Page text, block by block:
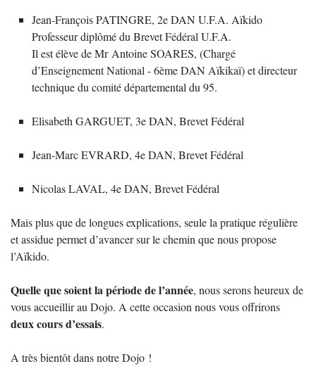
Jean-François PATINGRE, 2e DAN U.F.A. Aïkido
Professeur diplômé du Brevet Fédéral U.F.A.
Il est élève de Mr Antoine SOARES, (Chargé
d’Enseignement National - 6ème DAN Aïkikaï) et directeur
technique du comité départemental du 95.
Elisabeth GARGUET, 3e DAN, Brevet Fédéral
Jean-Marc EVRARD, 4e DAN, Brevet Fédéral
Nicolas LAVAL, 4e DAN, Brevet Fédéral
Mais plus que de longues explications, seule la pratique régulière
et assidue permet d’avancer sur le chemin que nous propose
l’Aïkido.
Quelle que soient la période de l’année, nous serons heureux de
vous accueillir au Dojo. A cette occasion nous vous offrirons
deux cours d’essais.
A très bientôt dans notre Dojo !